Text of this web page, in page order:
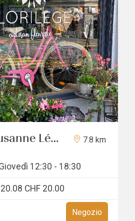
Léa
7.8 km
12:30 - 18:30
CHF 20.00
Negozio